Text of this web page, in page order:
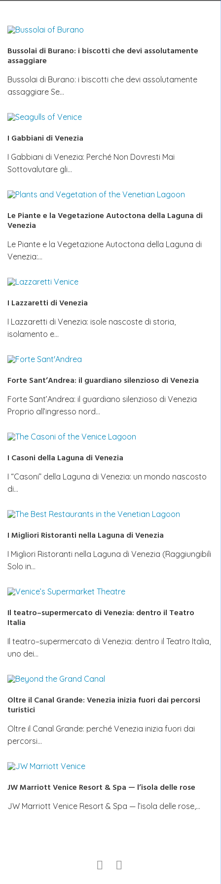
Bussolai di Burano: i biscotti che devi assolutamente
assaggiare
Bussolai di Burano: i biscotti che devi assolutamente
assaggiare Se…
I Gabbiani di Venezia
I Gabbiani di Venezia: Perché Non Dovresti Mai
Sottovalutare gli…
Le Piante e la Vegetazione Autoctona della Laguna di
Venezia
Le Piante e la Vegetazione Autoctona della Laguna di
Venezia:…
I Lazzaretti di Venezia
I Lazzaretti di Venezia: isole nascoste di storia,
isolamento e…
Forte Sant’Andrea: il guardiano silenzioso di Venezia
Forte Sant’Andrea: il guardiano silenzioso di Venezia
Proprio all’ingresso nord…
I Casoni della Laguna di Venezia
I “Casoni” della Laguna di Venezia: un mondo nascosto
di…
I Migliori Ristoranti nella Laguna di Venezia
I Migliori Ristoranti nella Laguna di Venezia (Raggiungibili
Solo in…
Il teatro–supermercato di Venezia: dentro il Teatro
Italia
Il teatro–supermercato di Venezia: dentro il Teatro Italia,
uno dei…
Oltre il Canal Grande: Venezia inizia fuori dai percorsi
turistici
Oltre il Canal Grande: perché Venezia inizia fuori dai
percorsi…
JW Marriott Venice Resort & Spa — l’isola delle rose
JW Marriott Venice Resort & Spa — l’isola delle rose,…